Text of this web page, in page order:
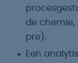
de
pre).
Een